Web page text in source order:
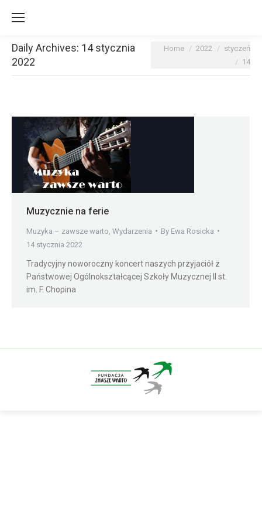
Daily Archives: 14 stycznia
2022
You are here:
Home 2022
styczeń
14
Muzycznie na ferie
Muzyka – zawsze warto Wydarzenia By Ewa Rosicka
14 stycznia 2022
Tradycyjny noworoczny koncert naszych przyjaciół z
Państwowej Ogólnokształcącej Szkoły Muzycznej II st.
im. F. Chopina